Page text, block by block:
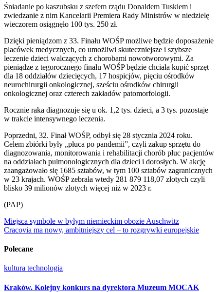
Śniadanie po kaszubsku z szefem rządu Donaldem Tuskiem i
zwiedzanie z nim Kancelarii Premiera Rady Ministrów w niedzielę
wieczorem osiągnęło 100 tys. 250 zł.
Dzięki pieniądzom z 33. Finału WOŚP możliwe będzie doposażenie
placówek medycznych, co umożliwi skuteczniejsze i szybsze
leczenie dzieci walczących z chorobami nowotworowymi. Za
pieniądze z tegorocznego finału WOŚP będzie chciała kupić sprzęt
dla 18 oddziałów dziecięcych, 17 hospicjów, pięciu ośrodków
neurochirurgii onkologicznej, sześciu ośrodków chirurgii
onkologicznej oraz czterech zakładów patomorfologii.
Rocznie raka diagnozuje się u ok. 1,2 tys. dzieci, a 3 tys. pozostaje
w trakcie intensywnego leczenia.
Poprzedni, 32. Finał WOŚP, odbył się 28 stycznia 2024 roku.
Celem zbiórki były „płuca po pandemii”, czyli zakup sprzętu do
diagnozowania, monitorowania i rehabilitacji chorób płuc pacjentów
na oddziałach pulmonologicznych dla dzieci i dorosłych. W akcję
zaangażowało się 1685 sztabów, w tym 100 sztabów zagranicznych
w 23 krajach. WOŚP zebrała wtedy 281 879 118,07 złotych czyli
blisko 39 milionów złotych więcej niż w 2023 r.
(PAP)
Nawigacja
wpisu
Miejsca symbole w byłym niemieckim obozie Auschwitz
Cracovia ma nowy, ambitniejszy cel – to rozgrywki europejskie
Polecane
kultura technologia
Kraków. Kolejny konkurs na dyrektora Muzeum MOCAK